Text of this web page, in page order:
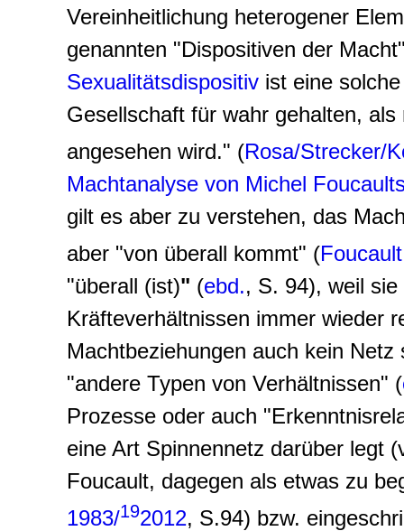
Vereinheitlichung heterogener
genannten "Dispositiven der
Sexualitätsdispositiv ist eine
Gesellschaft für wahr gehalten,
angesehen wird." (Rosa/Strecker/
Machtanalyse von Michel
gilt es aber zu verstehen, das
aber "von überall kommt" (
"überall (ist)" (ebd., S. 94), weil
Kräfteverhältnissen immer wieder
Machtbeziehungen auch kein
"andere Typen von Verhältnissen" (
Prozesse oder auch
eine Art Spinnennetz darüber legt
Foucault, dagegen als etwas zu
1983/192012, S.94) bzw.